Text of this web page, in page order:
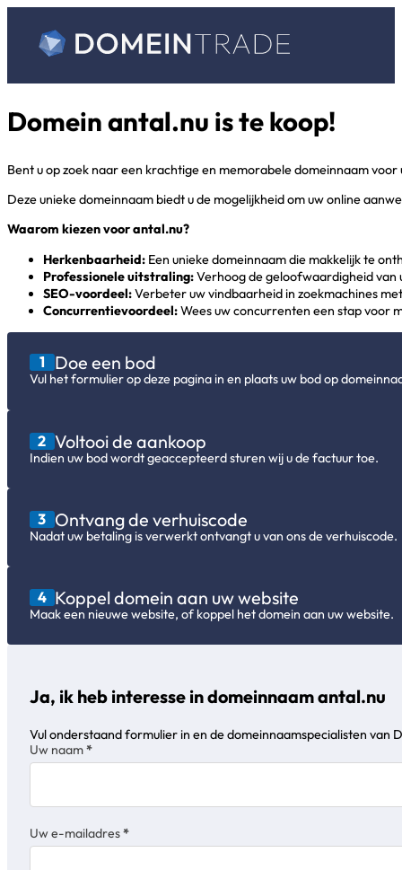
Domein antal.nu is te koop!
Bent u op zoek naar een krachtige en memorabele domeinnaam
Deze unieke domeinnaam biedt u de mogelijkheid om uw online
Waarom kiezen voor antal.nu?
Herkenbaarheid: Een unieke domeinnaam die makkelijk te
Professionele uitstraling:Verhoog de geloofwaardigheid van
SEO-voordeel:Verbeter uw vindbaarheid in zoekmachines
Concurrentievoordeel:Wees uw concurrenten een stap voor
1 Doe een bod
Vul het formulier op deze pagina in en plaats uw bod op
2 Voltooi de aankoop
Indien uw bod wordt geaccepteerd sturen wij u de factuur toe.
3 Ontvang de verhuiscode
Nadat uw betaling is verwerkt ontvangt u van ons de verhuiscode.
4 Koppel domein aan uw website
Maak een nieuwe website, of koppel het domein aan uw website.
Ja, ik heb interesse in domeinnaam antal.nu
Vul onderstaand formulier in en de domeinnaamspecialisten van
Sectie
Uw naam*
Uw e-mailadres*